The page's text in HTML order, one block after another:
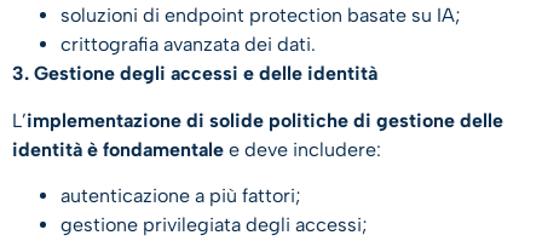
soluzioni di endpoint protection basate su IA;
crittografia avanzata dei dati.
3. Gestione degli accessi e delle identità
L’implementazione di solide politiche di gestione delle
identità è fondamentale e deve includere:
autenticazione a più fattori;
gestione privilegiata degli accessi;